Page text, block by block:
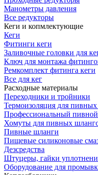
Манометры давления
Все редукторы
Кеги и копмлектующие
Кеги
Фитинги кеги
Заливочные головки для
Ключ для монтажа
Ремкомплект фитинга кеги
Все для кег
Расходные материалы
Переходники и тройники
Термоизоляция для
Профессиональный
Хомуты для пивных
Пивные шланги
Пищевые силиконовые
Дезсредства
Штуцеры, гайки
Оборудование для